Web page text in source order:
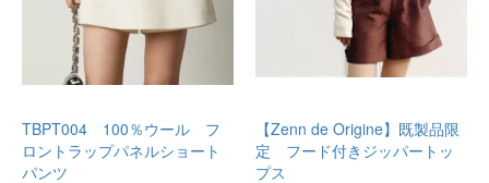
TBPT004 100％ウール フ
ロントラップパネルショート
パンツ
【Zenn de Origine】既製品限
定 フード付きジッパートッ
プス